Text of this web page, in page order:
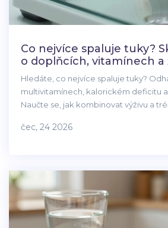
Co nejvíce spaluje tuky?
o doplňcích, vitamínech a
Hledáte, co nejvíce spaluje tuky?
multivitamínech, kalorickém deficitu
Naučte se, jak kombinovat výživu a
čec, 24 2026